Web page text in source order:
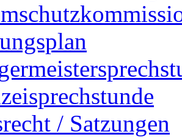
/ Satzungen